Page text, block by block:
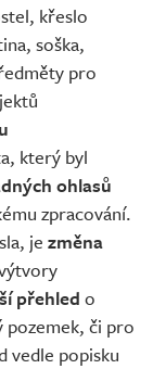
křeslo
soška,
pro
který byl
ohlasů
zpracování.
je změna
přehled o
či pro
vedle popisku